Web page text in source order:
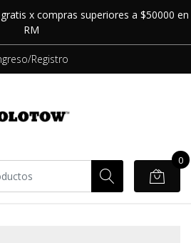
x compras superiores a $50000 en
RM
Registro
0